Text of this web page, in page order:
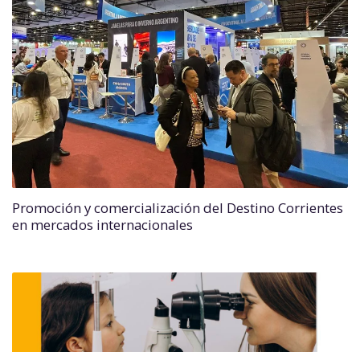
Promoción y comercialización del Destino Corrientes
en mercados internacionales